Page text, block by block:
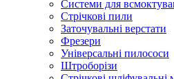
Системи для
Стрічкові пили
Заточувальні верстати
Фрезери
Універсальні пилососи
Штроборізи